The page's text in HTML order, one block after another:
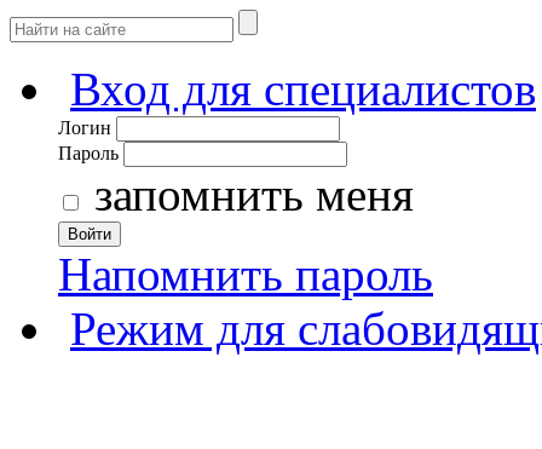
Вход для специалистов
Логин
Пароль
запомнить меня
Войти
Напомнить пароль
Режим для